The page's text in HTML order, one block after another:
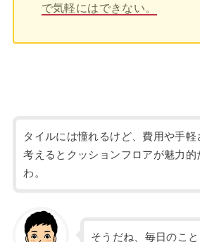
で気軽にはできない。
タイルには憧れるけど、費用や手軽
考えるとクッションフロアが魅力的
わ。
そうだね、毎日のこ